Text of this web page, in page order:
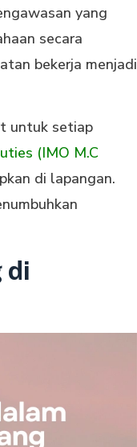
yang
secara
bekerja menjadi
untuk setiap
(IMO M.C
di lapangan.
di